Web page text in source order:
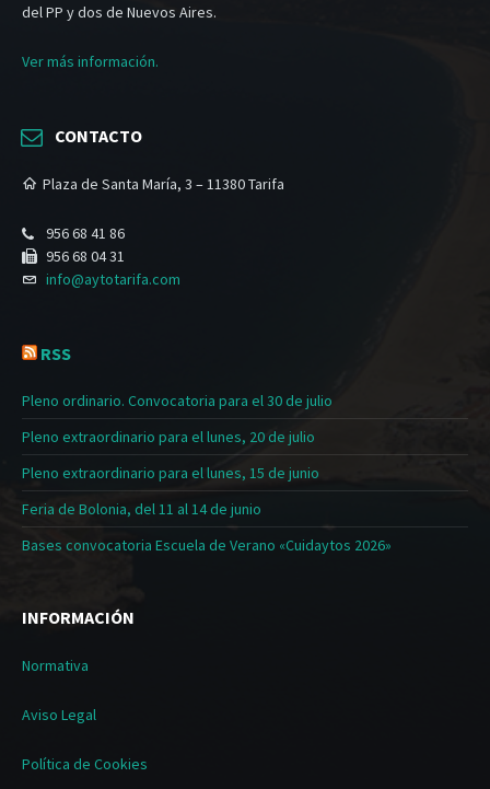
del PP y dos de Nuevos Aires.
Ver más información.
CONTACTO
Plaza de Santa María, 3 – 11380 Tarifa
956 68 41 86
956 68 04 31
info@aytotarifa.com
RSS
Pleno ordinario. Convocatoria para el 30 de julio
Pleno extraordinario para el lunes, 20 de julio
Pleno extraordinario para el lunes, 15 de junio
Feria de Bolonia, del 11 al 14 de junio
Bases convocatoria Escuela de Verano «Cuidaytos 2026»
INFORMACIÓN
Normativa
Aviso Legal
Política de Cookies